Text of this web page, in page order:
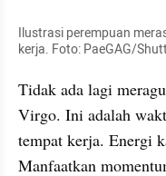
Ilustrasi perempuan
kerja. Foto: PaeGAG/
Tidak ada lagi
Virgo. Ini adalah
tempat kerja. Energi
Manfaatkan